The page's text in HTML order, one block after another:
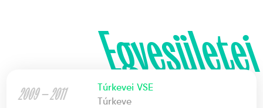
Egyesületei
2009 — 2011
Túrkevei VSE
Túrkeve